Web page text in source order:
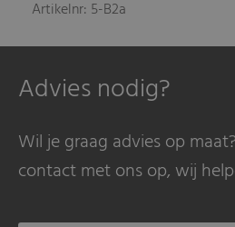
Artikelnr: 5-B2a
Advies nodig?
Wil je graag advies op
contact met ons op, wij